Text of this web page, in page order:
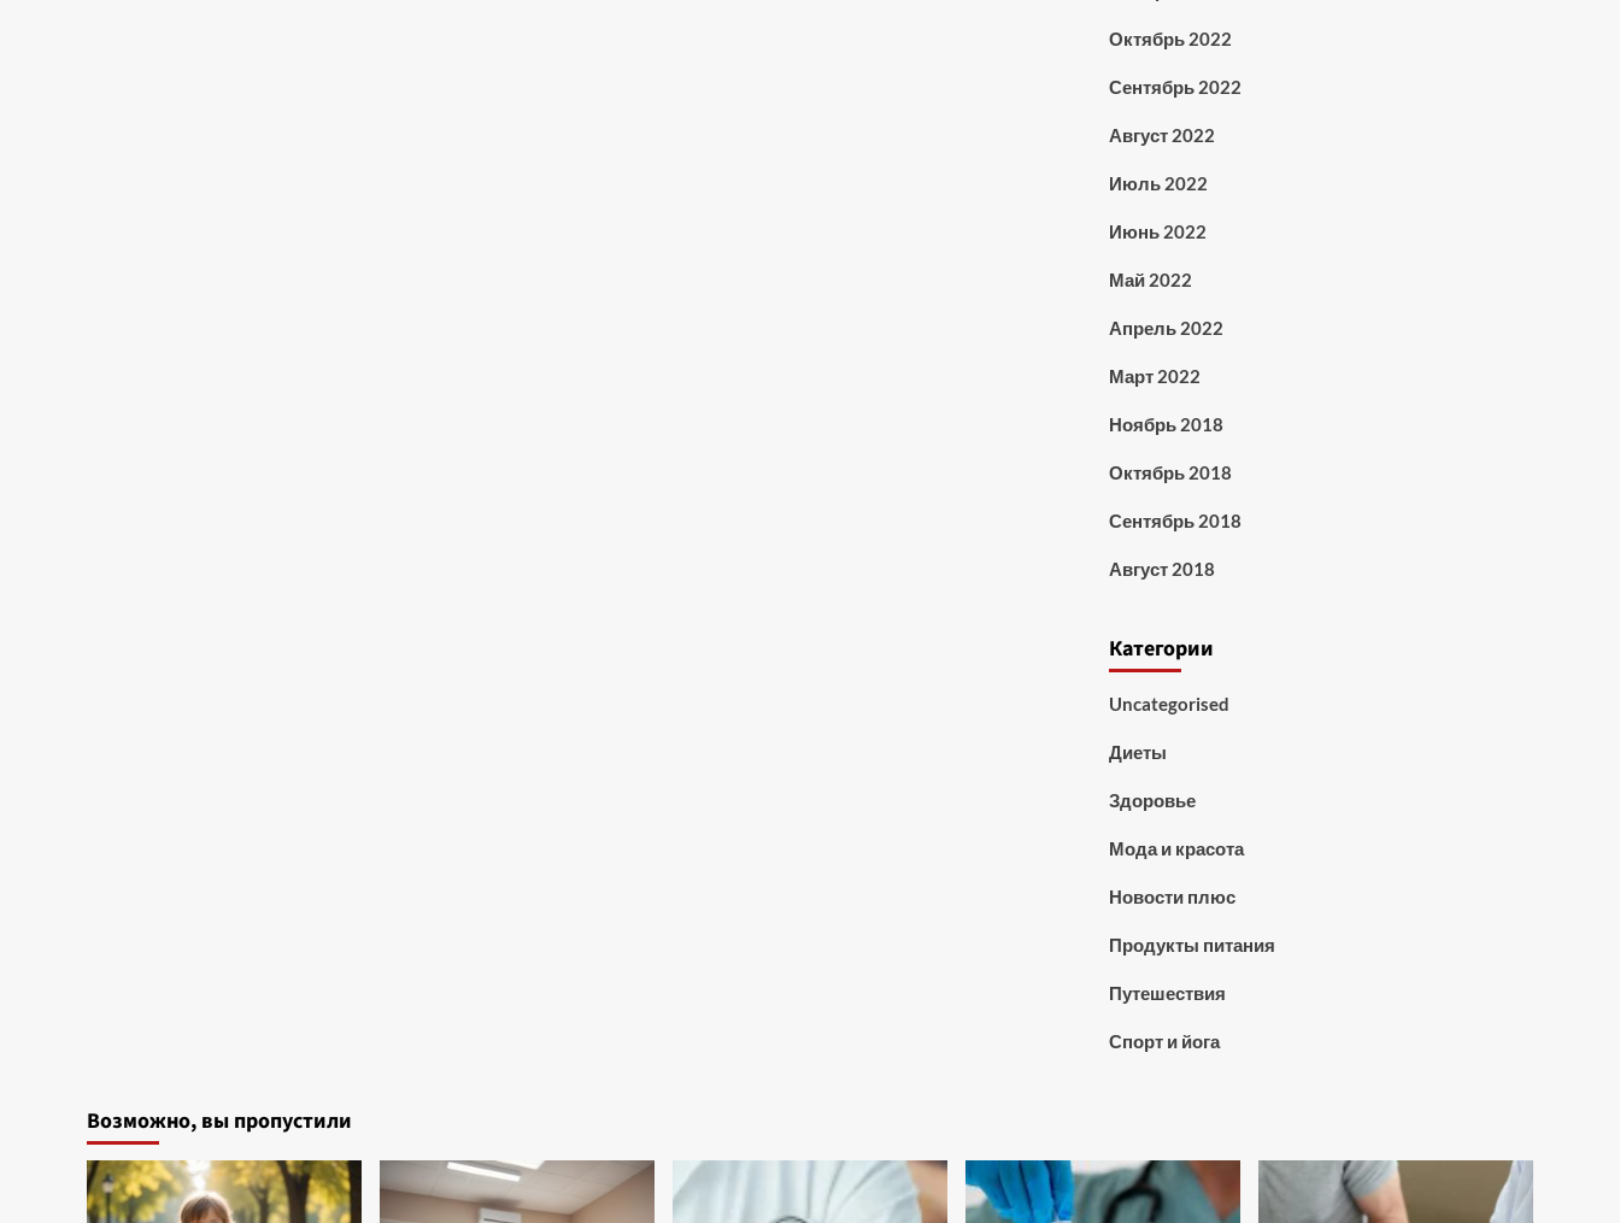
Октябрь 2022
Сентябрь 2022
Август 2022
Июль 2022
Июнь 2022
Май 2022
Апрель 2022
Март 2022
Ноябрь 2018
Октябрь 2018
Сентябрь 2018
Август 2018
Категории
Uncategorised
Диеты
Здоровье
Мода и красота
Новости плюс
Продукты питания
Путешествия
Спорт и йога
Возможно, вы пропустили